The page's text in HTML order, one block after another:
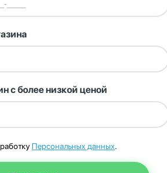
с более низкой ценой
Персональных данных.